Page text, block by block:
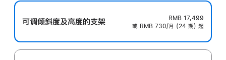
可调倾斜度及高‍度的支‍架
RMB 17,499
或 RMB 730/月 (24 期) 起